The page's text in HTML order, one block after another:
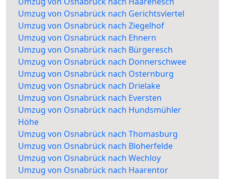
Umzug von Osnabrück nach Gerichtsviertel
Umzug von Osnabrück nach Ziegelhof
Umzug von Osnabrück nach Ehnern
Umzug von Osnabrück nach Bürgeresch
Umzug von Osnabrück nach Donnerschwee
Umzug von Osnabrück nach Osternburg
Umzug von Osnabrück nach Drielake
Umzug von Osnabrück nach Eversten
Umzug von Osnabrück nach Hundsmühler
Höhe
Umzug von Osnabrück nach Thomasburg
Umzug von Osnabrück nach Bloherfelde
Umzug von Osnabrück nach Wechloy
Umzug von Osnabrück nach Haarentor